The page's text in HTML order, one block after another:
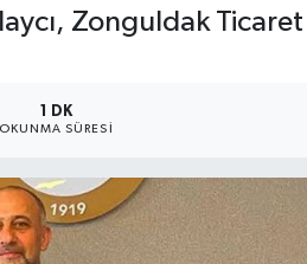
Zonguldak
1 DK
OKUNMA SÜRESI